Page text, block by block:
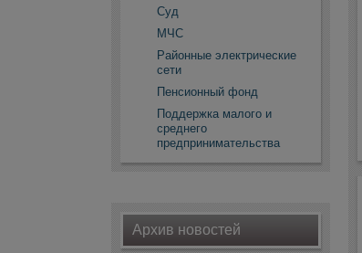
Суд
МЧС
Районные электрические
сети
Пенсионный фонд
Поддержка малого и
среднего
предпринимательства
Архив новостей